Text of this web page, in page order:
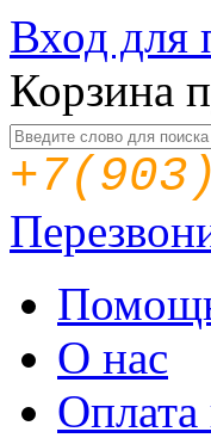
Вход для
Корзина
О нас
Оплата